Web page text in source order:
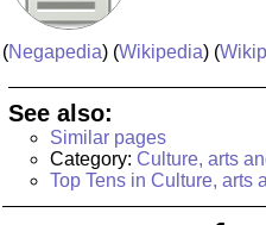
(Negapedia) (Wikipedia) (
See also:
Similar pages
Category: Culture, arts
Top Tens in Culture, arts